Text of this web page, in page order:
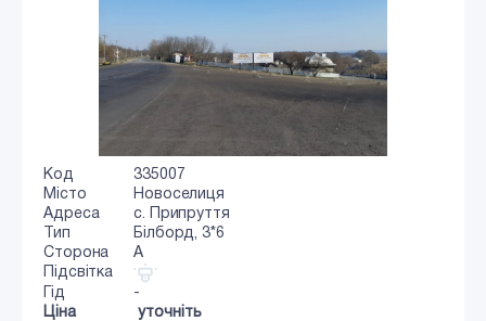
Код
335007
Місто
Новоселиця
Адреса
с. Припруття
Тип
Білборд, 3*6
Сторона
A
Підсвітка
Гід
-
Ціна
уточніть